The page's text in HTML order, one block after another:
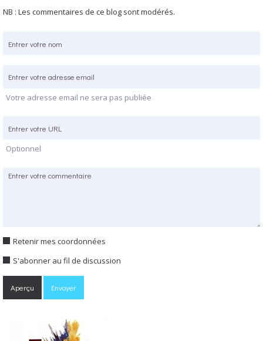
NB : Les commentaires de ce blog sont modérés.
Votre adresse email ne sera pas publiée
Optionnel
Retenir mes coordonnées
S'abonner au fil de discussion